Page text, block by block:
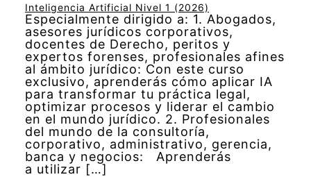
Inteligencia Artificial Nivel 1 (2026)
Especialmente dirigido a: 1. Abogados,
asesores jurídicos corporativos,
docentes de Derecho, peritos y
expertos forenses, profesionales afines
al ámbito jurídico: Con este curso
exclusivo, aprenderás cómo aplicar IA
para transformar tu práctica legal,
optimizar procesos y liderar el cambio
en el mundo jurídico. 2. Profesionales
del mundo de la consultoría,
corporativo, administrativo, gerencia,
banca y negocios: Aprenderás
a utilizar […]